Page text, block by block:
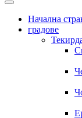
Начална
градове